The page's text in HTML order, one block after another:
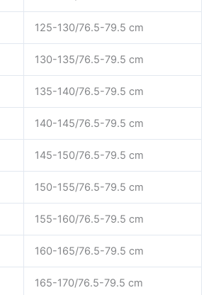
125-130/76.5-79.5 cm
130-135/76.5-79.5 cm
135-140/76.5-79.5 cm
140-145/76.5-79.5 cm
145-150/76.5-79.5 cm
150-155/76.5-79.5 cm
155-160/76.5-79.5 cm
160-165/76.5-79.5 cm
165-170/76.5-79.5 cm